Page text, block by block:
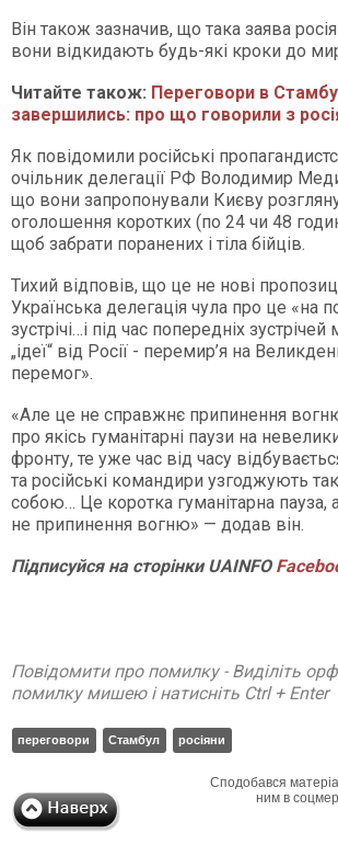
Він також зазначив, що така заява
вони відкидають будь-які кроки до
Читайте також: Переговори в
завершились: про що говорили з
Як повідомили російські
очільник делегації РФ Володимир
що вони запропонували Києву
оголошення коротких (по 24 чи 48
щоб забрати поранених і тіла бійців.
Тихий відповів, що це не нові
Українська делегація чула про це «на
зустрічі…і під час попередніх
„ідеї“ від Росії - перемир’я на
перемог».
«Але це не справжнє припинення
про якісь гуманітарні паузи на
фронту, те уже час від часу
та російські командири узгоджують
собою… Це коротка гуманітарна пауза,
не припинення вогню» — додав він.
ПідписуйсянасторінкиUAINFO
Повідомити про помилку - Виділіть
помилку мишею і натисніть Ctrl + Enter
переговори Стамбул росіяни
Сподобався
ним в